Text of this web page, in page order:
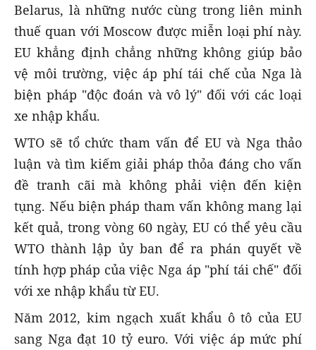
Belarus, là những nước cùng trong liên minh
thuế quan với Moscow được miễn loại phí này.
EU khẳng định chẳng những không giúp bảo
vệ môi trường, việc áp phí tái chế của Nga là
biện pháp "độc đoán và vô lý" đối với các loại
xe nhập khẩu.
WTO sẽ tổ chức tham vấn để EU và Nga thảo
luận và tìm kiếm giải pháp thỏa đáng cho vấn
đề tranh cãi mà không phải viện đến kiện
tụng. Nếu biện pháp tham vấn không mang lại
kết quả, trong vòng 60 ngày, EU có thể yêu cầu
WTO thành lập ủy ban để ra phán quyết về
tính hợp pháp của việc Nga áp "phí tái chế" đối
với xe nhập khẩu từ EU.
Năm 2012, kim ngạch xuất khẩu ô tô của EU
sang Nga đạt 10 tỷ euro. Với việc áp mức phí